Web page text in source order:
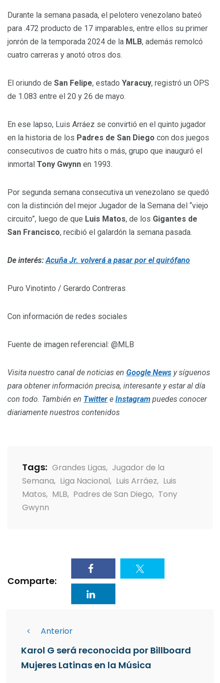
Durante la semana pasada, el pelotero venezolano bateó
para .472 producto de 17 imparables, entre ellos su primer
jonrón de la temporada 2024 de la MLB, además remolcó
cuatro carreras y anotó otros dos.
El oriundo de San Felipe, estado Yaracuy, registró un OPS
de 1.083 entre el 20 y 26 de mayo.
En ese lapso, Luis Arráez se convirtió en el quinto jugador
en la historia de los Padres de San Diego con dos juegos
consecutivos de cuatro hits o más, grupo que inauguró el
inmortal Tony Gwynn en 1993.
Por segunda semana consecutiva un venezolano se quedó
con la distinción del mejor Jugador de la Semana del “viejo
circuito”, luego de que Luis Matos, de los Gigantes de
San Francisco, recibió el galardón la semana pasada.
De interés:Acuña Jr. volverá a pasar por el quirófano
Puro Vinotinto / Gerardo Contreras
Con información de redes sociales
Fuente de imagen referencial: @MLB
Visita nuestro canal de noticias en Google News y síguenos
para obtener información precisa, interesante y estar al día
con todo. También en Twitter e Instagram puedes conocer
diariamente nuestros contenidos
Tags: Grandes Ligas, Jugador de la
Semana, Liga Nacional, Luis Arráez, Luis
Matos, MLB, Padres de San Diego, Tony
Gwynn
Comparte:
Anterior
Karol G será reconocida por Billboard
Mujeres Latinas en la Música